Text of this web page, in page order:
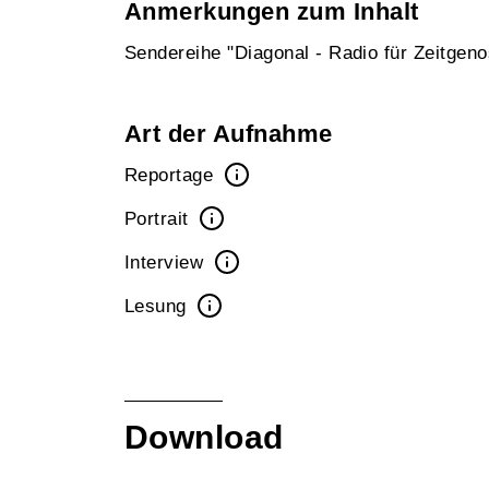
Anmerkungen zum Inhalt
Sendereihe "Diagonal - Radio für
Art der Aufnahme
Reportage
Portrait
Interview
Lesung
Download